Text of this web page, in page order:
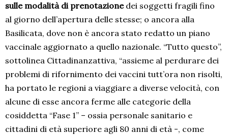
sulle modalità di prenotazionedei soggetti fragili fino
al giorno dell’apertura delle stesse; o ancora alla
Basilicata, dove non è ancora stato redatto un piano
vaccinale aggiornato a quello nazionale. “Tutto questo”,
sottolinea Cittadinanzattiva, “assieme al perdurare dei
problemi di rifornimento dei vaccini tutt’ora non risolti,
ha portato le regioni a viaggiare a diverse velocità, con
alcune di esse ancora ferme alle categorie della
cosiddetta “Fase 1” – ossia personale sanitario e
cittadini di età superiore agli 80 anni di età -, come